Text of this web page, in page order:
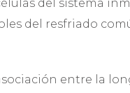
del sistema
del resfriado
entre la